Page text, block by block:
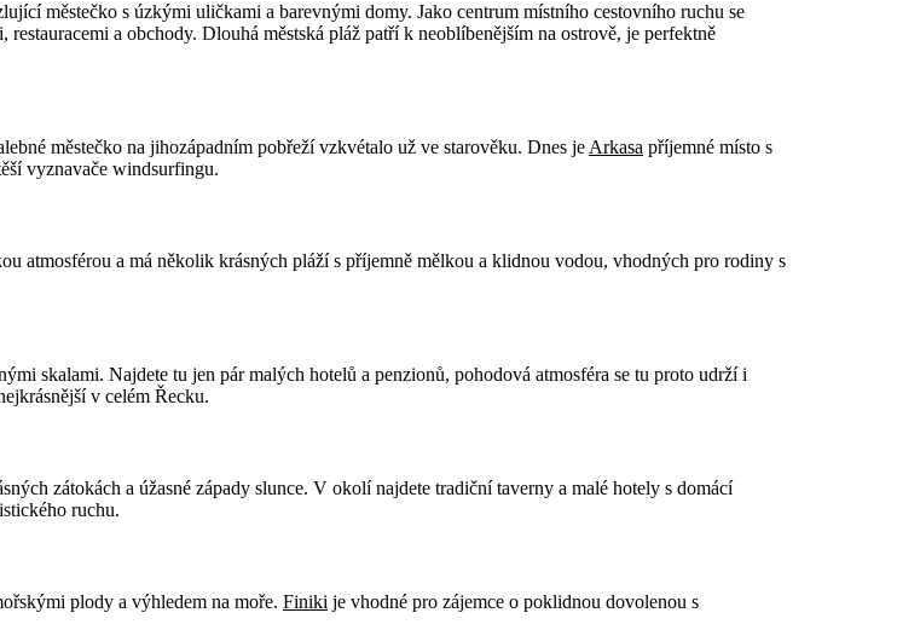
městečko s úzkými uličkami a barevnými domy. Jako centrum místního cestovního ruchu se
a obchody. Dlouhá městská pláž patří k neoblíbenějším na ostrově, je perfektně
městečko na jihozápadním pobřeží vzkvétalo už ve starověku. Dnes je Arkasa příjemné místo s
vyznavače windsurfingu.
atmosférou a má několik krásných pláží s příjemně mělkou a klidnou vodou, vhodných pro rodiny s
skalami. Najdete tu jen pár malých hotelů a penzionů, pohodová atmosféra se tu proto udrží i
v celém Řecku.
zátokách a úžasné západy slunce. V okolí najdete tradiční taverny a malé hotely s domácí
ruchu.
plody a výhledem na moře. Finiki je vhodné pro zájemce o poklidnou dovolenou s